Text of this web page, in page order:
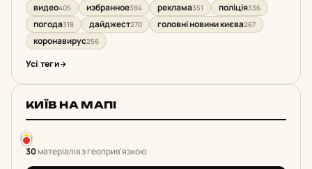
видео405 избранное384 реклама351 поліція336
погода318 дайджест270 головні новини києва267
коронавирус256
Усі теги
КИЇВ НА МАПІ
30матеріалів з геоприв'язкою